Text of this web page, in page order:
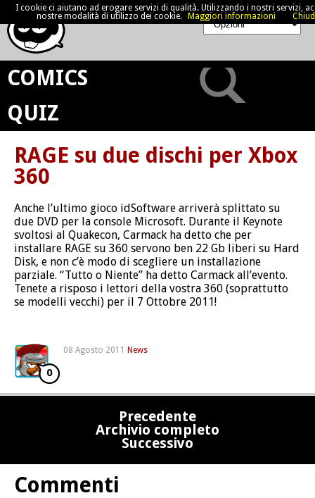
COMICS
QUIZ
RAGE su due dischi per Xbox
360
Anche l’ultimo gioco idSoftware arriverà splittato su
due DVD per la console Microsoft. Durante il Keynote
svoltosi al Quakecon, Carmack ha detto che per
installare RAGE su 360 servono ben 22 Gb liberi su Hard
Disk, e non c’è modo di scegliere un installazione
parziale. “Tutto o Niente” ha detto Carmack all’evento.
Tenete a risposo i lettori della vostra 360 (soprattutto
se modelli vecchi) per il 7 Ottobre 2011!
08 Agosto 2011 News
0
Precedente
Archivio completo
Successivo
Commenti
I cookie ci aiutano ad erogare servizi di qualità. Utilizzando i nostri servizi,
nostre modalità di utilizzo dei cookie.
Maggiori informazioni